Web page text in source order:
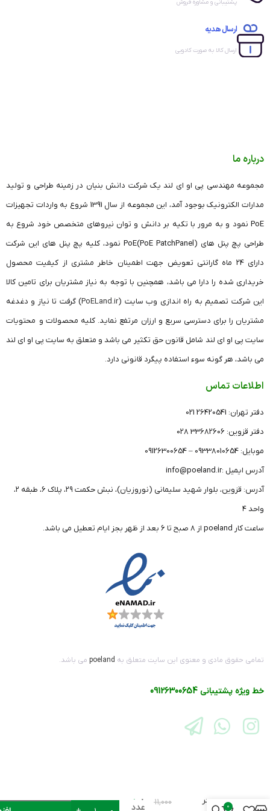
کاربرد پچ پنل poe گیگ
برای مشاهده سایر پچ پنل های کلیک نمایید.
برای مشاهده
پچ پنل PoE گیگ 24 پورت کلیک کنید
مشخصات پچ پنل poe 1600F
پشتیبانی و مشاوره فروش
ارسال هدیه
ارسال کالا به صورت کادویی
درباره ما
مجموعه مهندسی پی او ای لند یک شرکت دانش بنیان در زمینه طراحی و تولید
مدارات الکترونیک بوجود آمد، این مجموعه از سال 1391 شروع به واردات تجهیزات
PoE نمود و به مرور با تکیه بر دانش و توان نیروهای متخصص خود شروع به
طراحی پچ پنل های (PoE PatchPanel)PoE نمود، کلیه پچ پنل های این شرکت
دارای 24 ماه گارانتی تعویض جهت اطمینان خاطر مشتری از کیفیت محصول
خریداری شده را دارا می باشد، همچنین با توجه به نیاز مشتریان برای تامین کالا
این شرکت تصمیم به راه اندازی وب سایت (PoELand.ir) گرفت تا نیاز و دغدغه
مشتریان را برای دسترسی سریع و ارزان مرتفع نماید. کلیه محصولات و محتویات
سایت پی او ای لند شامل قانون حق تکثیر می باشد و متعلق به سایت پی او ای لند
می باشد، هر گونه سوء استفاده پیگرد قانونی دارد.
اطلاعات تماس
دفتر تهران: 26420541 021
دفتر قزوین: 33682606 028
موبایل: 09338010654 – 09126300654
آدرس ایمیل :info@poeland.ir
آدرس: قزوین، بلوار شهید سلیمانی (نوروزیان)، نبش حکمت ۲۹، پلاک ۶، طبقه ۲،
واحد ۴
ساعت کار poeland از 8 صبح تا 6 بعد از ظهر بجز ایام تعطیل می باشد.
تمامی حقوق مادی و معنوی این سایت متعلق به poeland می باشد.
خط ویژه پشتیبانی 09126300654
نمایشگر
11,000
7
عدد
0